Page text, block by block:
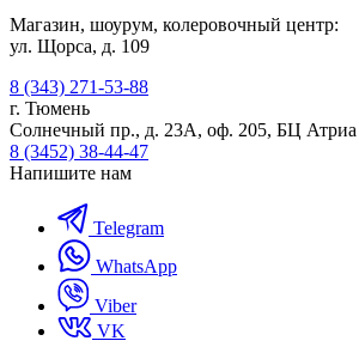
Магазин, шоурум, колеровочный центр:
ул. Щорса, д. 109
8 (343) 271-53-88
г. Тюмень
Солнечный пр., д. 23А, оф. 205, БЦ Атриа
8 (3452) 38-44-47
Напишите нам
Telegram
WhatsApp
Viber
VK